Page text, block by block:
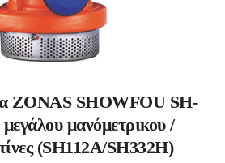
ZONAS SHOWFOU SH-
μανόμετρικου /
(SH112A/SH332H)